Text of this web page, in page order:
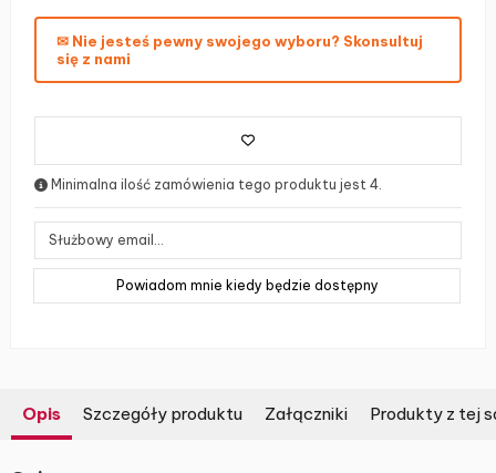
✉ Nie jesteś pewny swojego wyboru? Skonsultuj
się z nami
Minimalna ilość zamówienia tego produktu jest 4.
Opis Szczegóły produktu Załączniki Produkty z tej